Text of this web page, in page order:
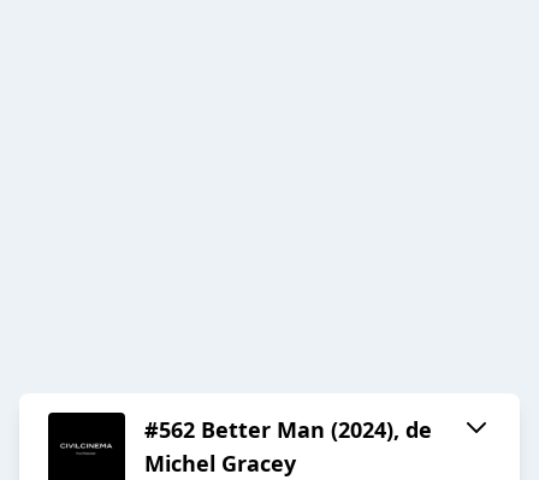
#562 Better Man (2024), de
Michel Gracey